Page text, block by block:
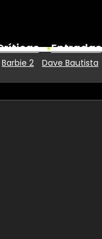
Entradas
Premios
Barbie 2 Dave Bautista